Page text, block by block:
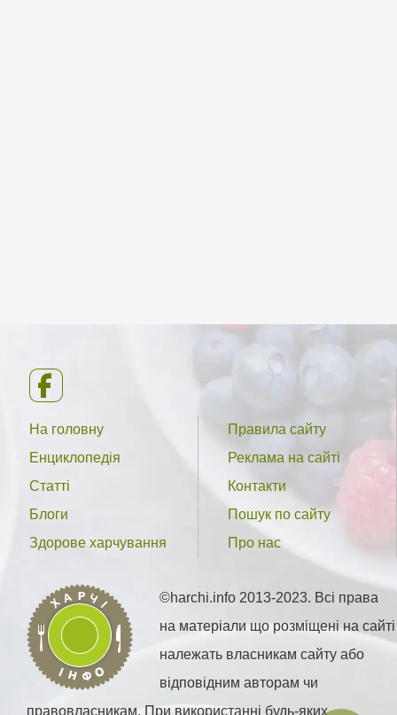
На головну
Енциклопедія
Статті
Блоги
Здорове харчування
Правила сайту
Реклама на сайті
Контакти
Пошук по сайту
Про нас
©harchi.info 2013-2023. Всі права
на матеріали що розміщені на сайті
належать власникам сайту або
відповідним авторам чи
правовласникам. При використанні будь-яких